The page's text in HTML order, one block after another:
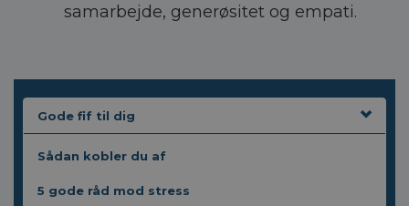
samarbejde, generøsitet og empati.
Gode fif til dig
Sådan kobler du af
5 gode råd mod stress